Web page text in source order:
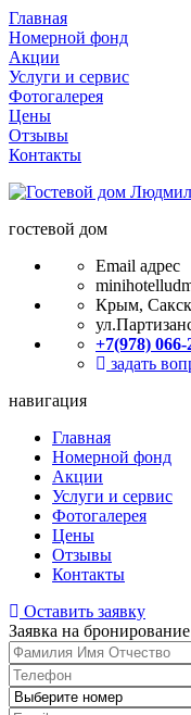
Главная
Номерной фонд
Акции
Услуги и сервис
Фотогалерея
Цены
Отзывы
Контакты
гостевой дом
Email адрес
Крым,
+7(978) 066-
задать
навигация
Главная
Номерной фонд
Акции
Услуги и сервис
Фотогалерея
Цены
Отзывы
Контакты
Оставить заявку
Заявка на бронирование